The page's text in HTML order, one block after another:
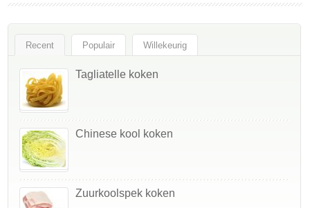
Recent Populair Willekeurig
Tagliatelle koken
Chinese kool koken
Zuurkoolspek koken